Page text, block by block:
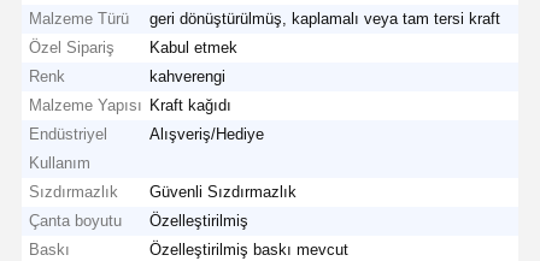
Malzeme Türü
geri dönüştürülmüş, kaplamalı veya tam tersi kraft
Özel Sipariş
Kabul etmek
Renk
kahverengi
Malzeme Yapısı Kraft kağıdı
Endüstriyel
Kullanım
Alışveriş/Hediye
Sızdırmazlık
Güvenli Sızdırmazlık
Çanta boyutu
Özelleştirilmiş
Baskı
Özelleştirilmiş baskı mevcut